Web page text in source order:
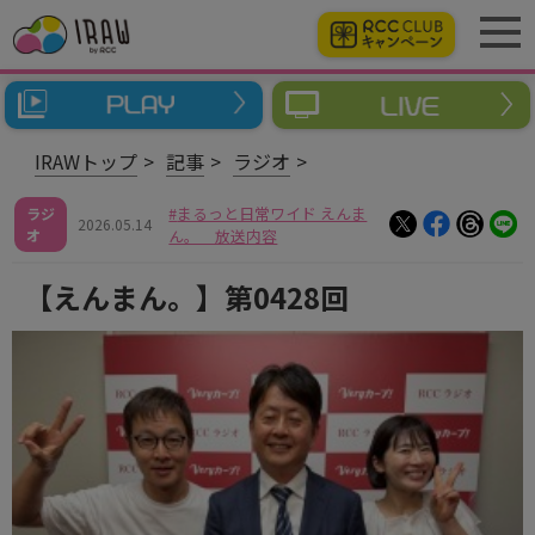
IRAWトップ 記事 ラジオ
ラジ
オ
2026.05.14
まるっと日常ワイド えんま
ん。 放送内容
【えんまん。】第0428回